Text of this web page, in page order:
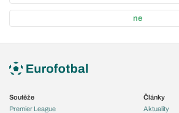
ne
Soutěže
Premier League
Články
Aktuality